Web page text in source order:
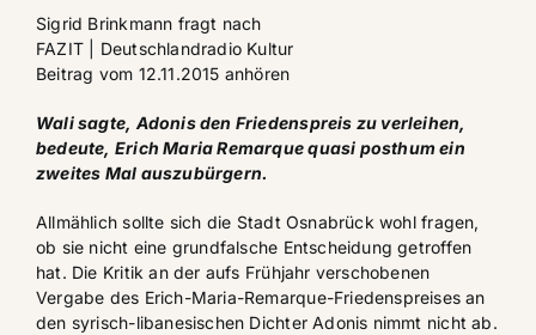
Sigrid Brinkmann fragt nach
FAZIT
| Deutschlandradio Kultur
Beitrag vom 12.11.2015 anhören
Wali sagte, Adonis den Friedenspreis zu verleihen,
bedeute, Erich Maria Remarque quasi posthum ein
zweites Mal auszubürgern.
Allmählich sollte sich die Stadt Osnabrück wohl fragen,
ob sie nicht eine grundfalsche Entscheidung getroffen
hat. Die Kritik an der aufs Frühjahr verschobenen
Vergabe des Erich-Maria-Remarque-Friedenspreises an
den syrisch-libanesischen Dichter Adonis nimmt nicht ab.